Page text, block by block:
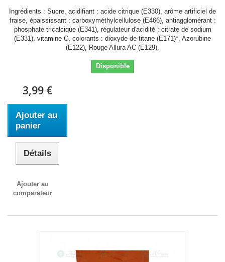
Ingrédients : Sucre, acidifiant : acide citrique (E330), arôme artificiel de
fraise, épaississant : carboxyméthylcellulose (E466), antiagglomérant :
phosphate tricalcique (E341), régulateur d'acidité : citrate de sodium
(E331), vitamine C, colorants : dioxyde de titane (E171)*, Azorubine
(E122), Rouge Allura AC (E129).
Disponible
3,99 €
Ajouter au
panier
Détails
Ajouter au
comparateur